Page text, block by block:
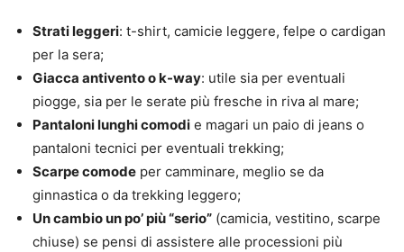
Strati leggeri: t-shirt, camicie leggere, felpe o cardigan
per la sera;
Giacca antivento o k-way: utile sia per eventuali
piogge, sia per le serate più fresche in riva al mare;
Pantaloni lunghi comodi e magari un paio di jeans o
pantaloni tecnici per eventuali trekking;
Scarpe comode per camminare, meglio se da
ginnastica o da trekking leggero;
Un cambio un po’ più “serio” (camicia, vestitino, scarpe
chiuse) se pensi di assistere alle processioni più